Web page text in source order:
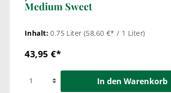
Medium Sweet
Inhalt:0.75 Liter (58,60 €* / 1 Liter)
43,95 €*
In den Warenkorb